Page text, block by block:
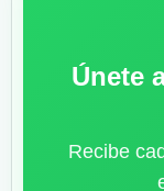
Únete
Recibe